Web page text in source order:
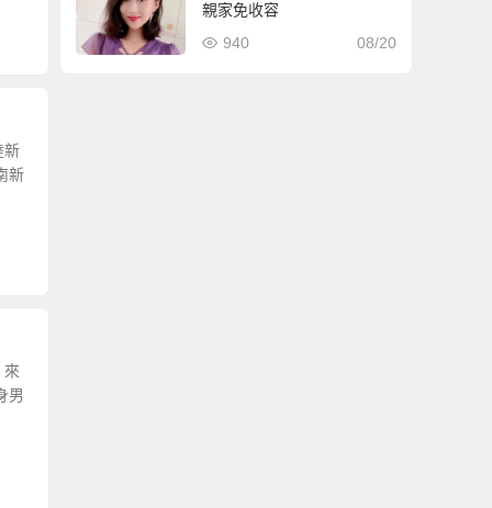
新
新
來
男
親家免收容
08/20
940